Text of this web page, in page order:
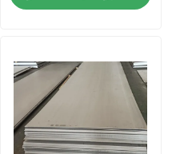
معلومات عنا
جولة في المعمل
مراقبة الجودة